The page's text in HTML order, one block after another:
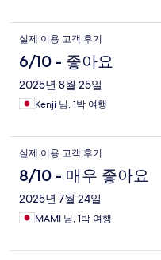
실제 이용 고객 후기
6/10 - 좋아요
2025년 8월 25일
Kenji 님, 1박 여행
실제 이용 고객 후기
8/10 - 매우 좋아요
2025년 7월 24일
MAMI 님, 1박 여행